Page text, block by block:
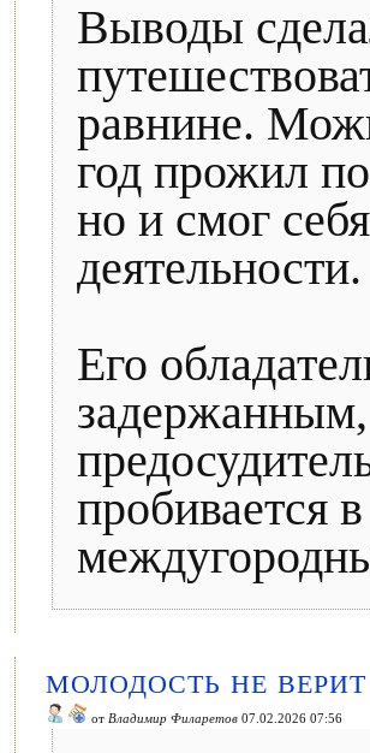
Выводы
равнине.
год прожил
но и смог
деятельности.
Его
пробивается
МОЛОДОСТЬ НЕ
от Владимир Филаретов 07.02.2026 07:56